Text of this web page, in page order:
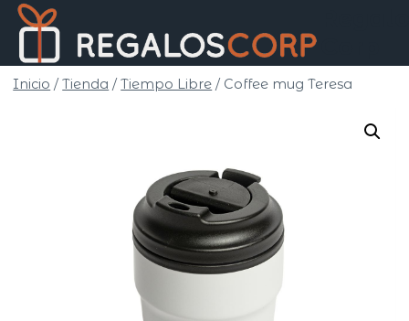
Saltar
contenido
Inicio / Tienda / Tiempo Libre / Coffee mug Teresa